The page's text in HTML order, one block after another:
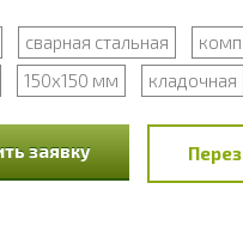
сварная стальная
150x150 мм
кладочная
заявку